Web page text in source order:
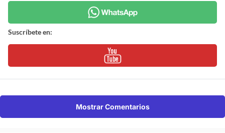
Suscríbete en:
Mostrar Comentarios